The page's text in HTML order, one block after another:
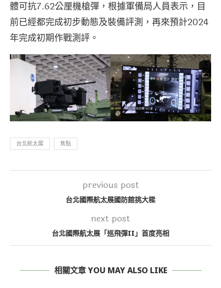
體可抗7.62公厘機槍彈，根據軍備局人員表示，目
前已經都完成初步動態及裝備評測，再來預計2024
年完成初期作戰測評。
台北航太展 焦點
previous post
台北國際航太展國防館挑大樑
next post
台北國際航太展「巡飛彈II」首度亮相
相關文章 YOU MAY ALSO LIKE